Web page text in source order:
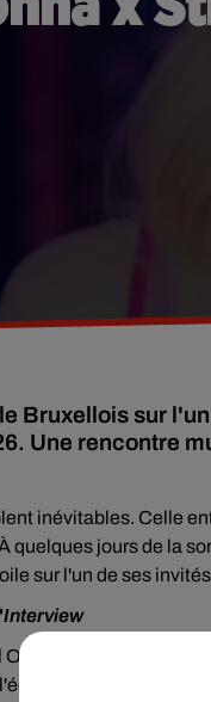
Bruxellois sur
Une rencontre
inévitables. Celle
quelques jours de la
sur l'un de ses
Interview
rédacteur en
du titre